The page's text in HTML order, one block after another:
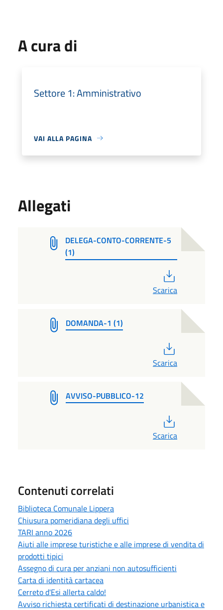
A cura di
Settore 1: Amministrativo
VAI ALLA PAGINA
Allegati
DELEGA-CONTO-CORRENTE-5
(1)
Scarica
DOMANDA-1 (1)
Scarica
AVVISO-PUBBLICO-12
Scarica
Contenuti correlati
Biblioteca Comunale Lippera
Chiusura pomeridiana degli uffici
TARI anno 2026
Aiuti alle imprese turistiche e alle imprese di vendita di
prodotti tipici
Assegno di cura per anziani non autosufficienti
Carta di identità cartacea
Cerreto d'Esi allerta caldo!
Avviso richiesta certificati di destinazione urbanistica e